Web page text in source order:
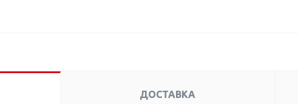
ДОСТАВКА